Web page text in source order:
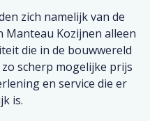
zich namelijk van de
Manteau Kozijnen alleen
die in de bouwwereld
scherp mogelijke prijs
en service die er
is.